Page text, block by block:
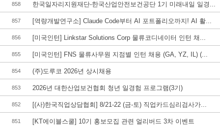
858 한국일자리지원재단-한국산업안전보건공단 1기 미래내일 일경...
857 [역량개발연구소] Claude Code부터 AI 포트폴리오까지! AI 활...
856 [미국인턴] Linkstar Solutions Corp 물류코디네이터 인턴 채...
855 [미국인턴] FNS 물류사무원 지점별 인턴 채용 (GA, YZ, IL) (...
854 (주)도루코 2026년 상시채용
853 2026년 대한산업보건협회 청년 일경험 프로그램(3기)
852 [(사)한국직업상담협회] 8/21-22 (금-토) 직업카드심리검사가...
851 [KT에이블스쿨] 10기 홍보모집 관련 얼리버드 3차 이벤트